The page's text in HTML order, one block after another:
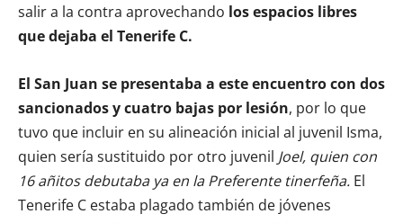
salir a la contra aprovechando los espacios libres
que dejaba el Tenerife C.
El San Juan se presentaba a este encuentro con dos
sancionados y cuatro bajas por lesión, por lo que
tuvo que incluir en su alineación inicial al juvenil Isma,
quien sería sustituido por otro juvenil Joel, quien con
16 añitos debutaba ya en la Preferente tinerfeña. El
Tenerife C estaba plagado también de jóvenes